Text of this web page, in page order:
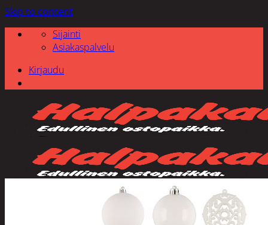
Skip to content
Sijainti
Asiakaspalvelu
Kirjaudu